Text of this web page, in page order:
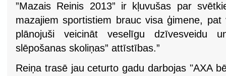
”Mazais Reinis 2013” ir kļuvušas par
mazajiem sportistiem brauc visa ģimene,
plānojuši veicināt veselīgu dzīvesveidu
slēpošanas skoliņas” attīstības.”
Reiņa trasē jau ceturto gadu darbojas "AXA